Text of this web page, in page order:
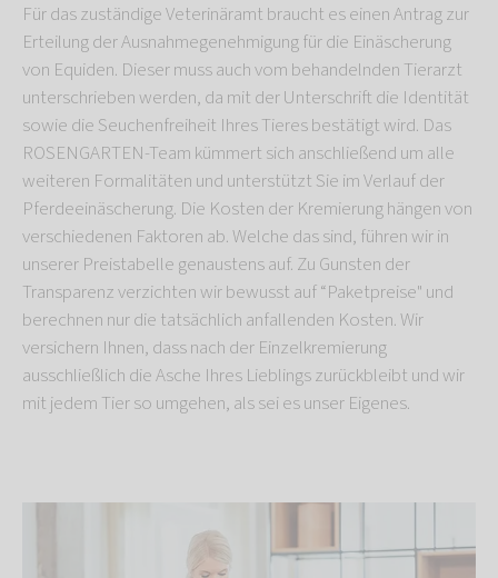
Für das zuständige Veterinäramt braucht es einen Antrag zur
Erteilung der Ausnahmegenehmigung für die Einäscherung
von Equiden. Dieser muss auch vom behandelnden Tierarzt
unterschrieben werden, da mit der Unterschrift die Identität
sowie die Seuchenfreiheit Ihres Tieres bestätigt wird. Das
ROSENGARTEN-Team kümmert sich anschließend um alle
weiteren Formalitäten und unterstützt Sie im Verlauf der
Pferdeeinäscherung. Die Kosten der Kremierung hängen von
verschiedenen Faktoren ab. Welche das sind, führen wir in
unserer Preistabelle genaustens auf. Zu Gunsten der
Transparenz verzichten wir bewusst auf “Paketpreise" und
berechnen nur die tatsächlich anfallenden Kosten. Wir
versichern Ihnen, dass nach der Einzelkremierung
ausschließlich die Asche Ihres Lieblings zurückbleibt und wir
mit jedem Tier so umgehen, als sei es unser Eigenes.